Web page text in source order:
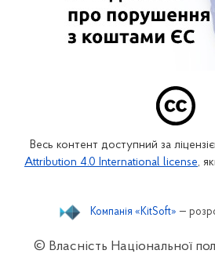
Весь контент доступний за
Attribution 4.0 International license,
© Власність Національної
Компанія «KitSoft» —